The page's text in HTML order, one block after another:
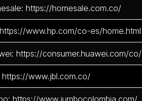
https://homesale.com.co/
www.hp.com/co-es/home.html
https://consumer.huawei.com/co/
https://www.jbl.com.co/